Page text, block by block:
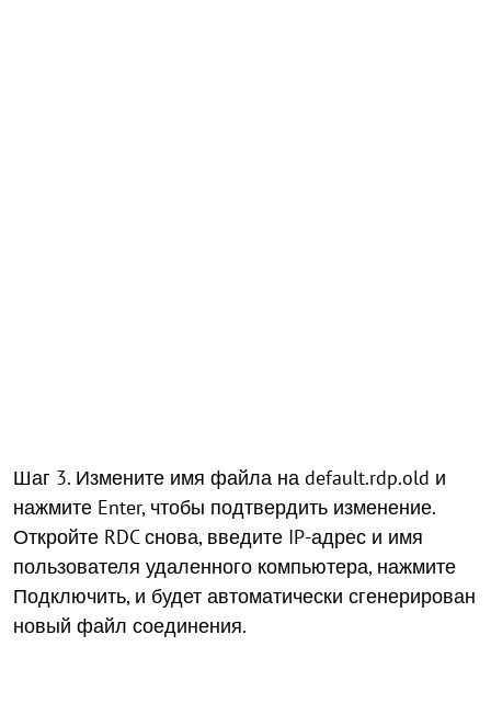
Шаг 3. Измените имя файла на default.rdp.old и
нажмите Enter, чтобы подтвердить изменение.
Откройте RDC снова, введите IP-адрес и имя
пользователя удаленного компьютера, нажмите
Подключить, и будет автоматически сгенерирован
новый файл соединения.